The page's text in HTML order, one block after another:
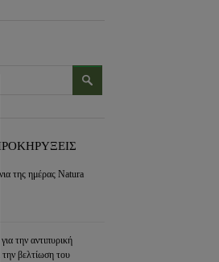
της ημέρας Natura
την αντιπυρική
βελτίωση του